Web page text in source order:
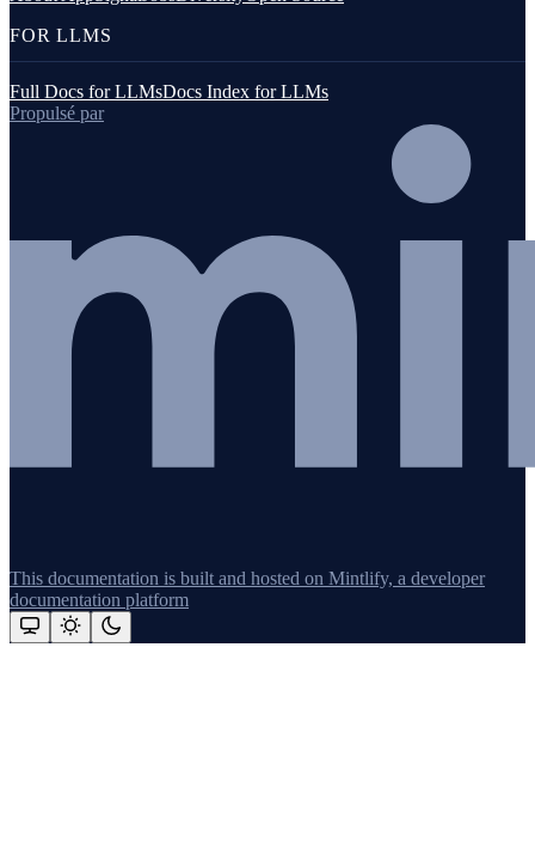
FOR LLMS
Full Docs for LLMsDocs Index for LLMs
Propulsé par
This documentation is built and hosted on Mintlify, a developer
documentation platform